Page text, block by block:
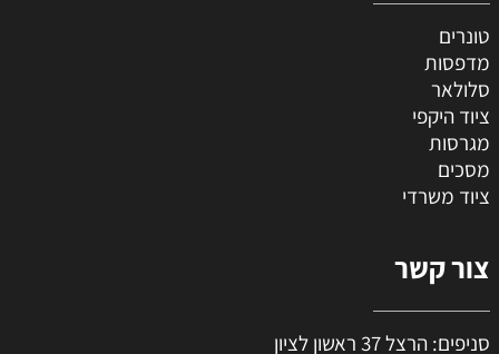
טונרים
מדפסות
סלולאר
ציוד היקפי
מגרסות
מסכים
ציוד משרדי
צור קשר
סניפים: הרצל 37 ראשון לציון